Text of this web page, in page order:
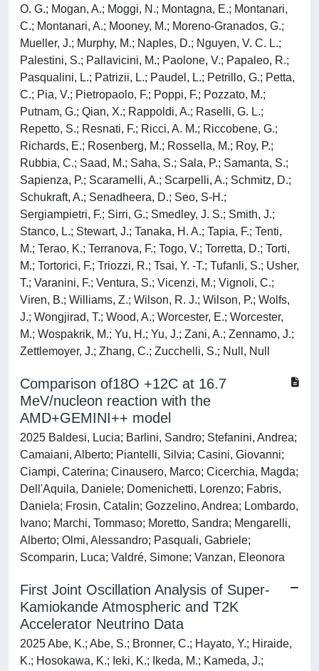
O. G.; Mogan, A.; Moggi, N.; Montagna, E.; Montanari,
C.; Montanari, A.; Mooney, M.; Moreno-Granados, G.;
Mueller, J.; Murphy, M.; Naples, D.; Nguyen, V. C. L.;
Palestini, S.; Pallavicini, M.; Paolone, V.; Papaleo, R.;
Pasqualini, L.; Patrizii, L.; Paudel, L.; Petrillo, G.; Petta,
C.; Pia, V.; Pietropaolo, F.; Poppi, F.; Pozzato, M.;
Putnam, G.; Qian, X.; Rappoldi, A.; Raselli, G. L.;
Repetto, S.; Resnati, F.; Ricci, A. M.; Riccobene, G.;
Richards, E.; Rosenberg, M.; Rossella, M.; Roy, P.;
Rubbia, C.; Saad, M.; Saha, S.; Sala, P.; Samanta, S.;
Sapienza, P.; Scaramelli, A.; Scarpelli, A.; Schmitz, D.;
Schukraft, A.; Senadheera, D.; Seo, S-H.;
Sergiampietri, F.; Sirri, G.; Smedley, J. S.; Smith, J.;
Stanco, L.; Stewart, J.; Tanaka, H. A.; Tapia, F.; Tenti,
M.; Terao, K.; Terranova, F.; Togo, V.; Torretta, D.; Torti,
M.; Tortorici, F.; Triozzi, R.; Tsai, Y. -T.; Tufanli, S.; Usher,
T.; Varanini, F.; Ventura, S.; Vicenzi, M.; Vignoli, C.;
Viren, B.; Williams, Z.; Wilson, R. J.; Wilson, P.; Wolfs,
J.; Wongjirad, T.; Wood, A.; Worcester, E.; Worcester,
M.; Wospakrik, M.; Yu, H.; Yu, J.; Zani, A.; Zennamo, J.;
Zettlemoyer, J.; Zhang, C.; Zucchelli, S.; Null, Null
Comparison of18O +12C at 16.7
MeV/nucleon reaction with the
AMD+GEMINI++ model
2025 Baldesi, Lucia; Barlini, Sandro; Stefanini, Andrea;
Camaiani, Alberto; Piantelli, Silvia; Casini, Giovanni;
Ciampi, Caterina; Cinausero, Marco; Cicerchia, Magda;
Dell'Aquila, Daniele; Domenichetti, Lorenzo; Fabris,
Daniela; Frosin, Catalin; Gozzelino, Andrea; Lombardo,
Ivano; Marchi, Tommaso; Moretto, Sandra; Mengarelli,
Alberto; Olmi, Alessandro; Pasquali, Gabriele;
Scomparin, Luca; Valdré, Simone; Vanzan, Eleonora
First Joint Oscillation Analysis of Super-
Kamiokande Atmospheric and T2K
Accelerator Neutrino Data
2025 Abe, K.; Abe, S.; Bronner, C.; Hayato, Y.; Hiraide,
K.; Hosokawa, K.; Ieki, K.; Ikeda, M.; Kameda, J.;